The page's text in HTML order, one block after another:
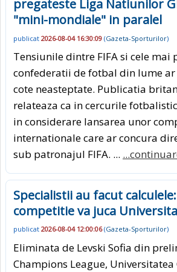
pregateste Liga Natiunilor
"mini-mondiale" in paralel
publicat 2026-08-04 16:30:09 (Gazeta-Sporturilor)
Tensiunile dintre FIFA si cele mai
confederatii de fotbal din lume
cote neasteptate. Publicatia
relateaza ca in cercurile
in considerare lansarea unor
internationale care ar concura
sub patronajul FIFA. ...
Specialistii au facut
competitie va juca
publicat 2026-08-04 12:00:06(Gazeta-Sporturilor)
Eliminata de Levski Sofia din
Champions League,